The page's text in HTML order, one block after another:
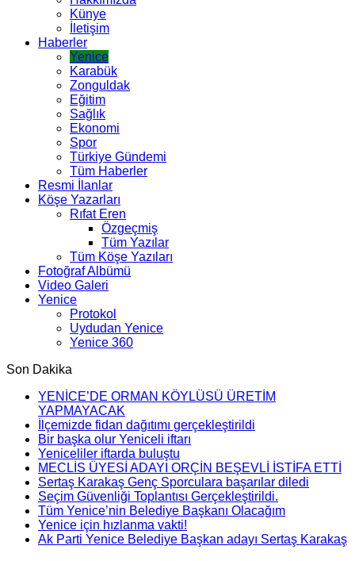
Künye
İletişim
Haberler
Yenice
Karabük
Zonguldak
Eğitim
Sağlık
Ekonomi
Spor
Türkiye Gündemi
Tüm Haberler
Resmi İlanlar
Köşe Yazarları
Rıfat Eren
Özgeçmiş
Tüm Yazılar
Tüm Köşe Yazıları
Fotoğraf Albümü
Video Galeri
Yenice
Protokol
Uydudan Yenice
Yenice 360
Son Dakika
YENİCE’DE ORMAN KÖYLÜSÜ ÜRETİM
YAPMAYACAK
İlçemizde fidan dağıtımı gerçekleştirildi
Bir başka olur Yeniceli iftarı
Yeniceliler iftarda buluştu
MECLİS ÜYESİ ADAYI ORÇİN BEŞEVLİ İSTİFA ETTİ
Sertaş Karakaş Genç Sporculara başarılar diledi
Seçim Güvenliği Toplantısı Gerçekleştirildi.
Tüm Yenice’nin Belediye Başkanı Olacağım
Yenice için hızlanma vakti!
Ak Parti Yenice Belediye Başkan adayı Sertaş Karakaş